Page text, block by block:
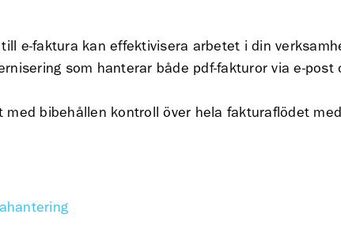
e-faktura kan effektivisera arbetet i din
som hanterar både pdf-fakturor via e-post
bibehållen kontroll över hela fakturaflödet